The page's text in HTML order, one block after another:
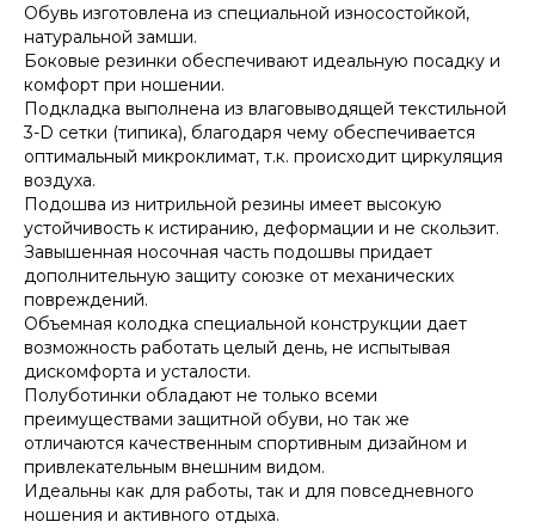
Обувь изготовлена из специальной износостойкой,
натуральной замши.
Боковые резинки обеспечивают идеальную посадку и
комфорт при ношении.
Подкладка выполнена из влаговыводящей текстильной
3-D сетки (типика), благодаря чему обеспечивается
оптимальный микроклимат, т.к. происходит циркуляция
воздуха.
Подошва из нитрильной резины имеет высокую
устойчивость к истиранию, деформации и не скользит.
Завышенная носочная часть подошвы придает
дополнительную защиту союзке от механических
повреждений.
Объемная колодка специальной конструкции дает
возможность работать целый день, не испытывая
дискомфорта и усталости.
Полуботинки обладают не только всеми
преимуществами защитной обуви, но так же
отличаются качественным спортивным дизайном и
привлекательным внешним видом.
Идеальны как для работы, так и для повседневного
ношения и активного отдыха.